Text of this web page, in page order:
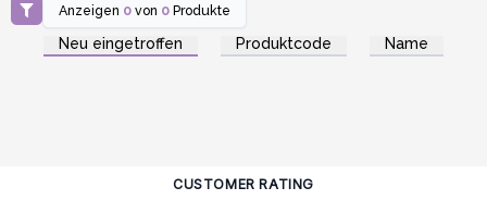
Anzeigen 0 von 0 Produkte
Neu eingetroffen Produktcode Name
CUSTOMER RATING